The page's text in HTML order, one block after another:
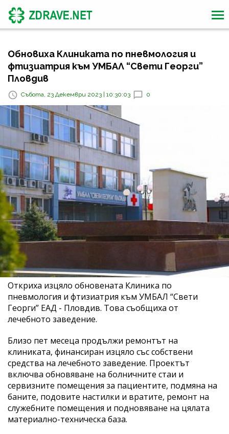
Обновиха Клиниката по пневмология и
фтизиатрия към УМБАЛ “Свети Георги”
Пловдив
Събота, 23 Декември 2023 | 10:30:03 0
Откриха изцяло обновената Клиника по
пневмология и фтизиатрия към УМБАЛ “Свети
Георги” ЕАД - Пловдив. Това съобщиха от
лечебното заведение.
Близо пет месеца продължи ремонтът на
клиниката, финансиран изцяло със собствени
средства на лечебното заведение. Проектът
включва обновяване на болничните стаи и
сервизните помещения за пациентите, подмяна на
баните, подовите настилки и вратите, ремонт на
служебните помещения и подновяване на цялата
материално-техническа база.